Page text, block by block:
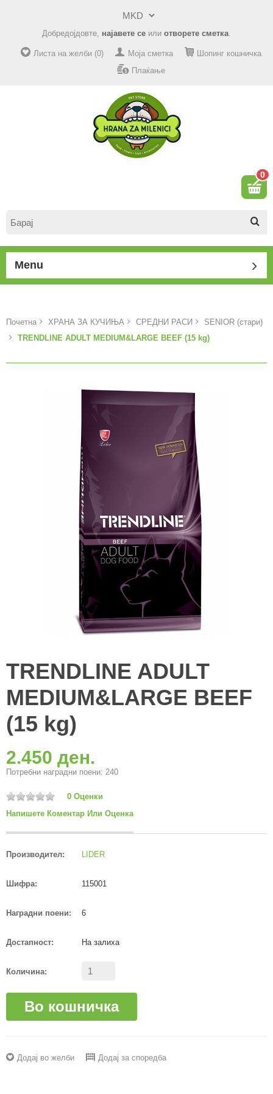
Добредојдовте, најавете се или отворете сметка.
Листа на желби (0) Моја сметка
Шопинг кошничка
Плаќање
0
Menu
Почетна ХРАНА ЗА КУЧИЊА СРЕДНИ РАСИ
SENIOR (стари)
TRENDLINE ADULT MEDIUM&LARGE BEEF (15 kg)
TRENDLINE ADULT
MEDIUM&LARGE BEEF
(15 kg)
2.450 ден.
Потребни наградни поени: 240
0 Оценки
Напишете Коментар Или Оценка
Производител: LIDER
Шифра: 115001
Наградни поени: 6
Достапност: На залиха
Количина:
Во кошничка
Додај во желби Додај за споредба